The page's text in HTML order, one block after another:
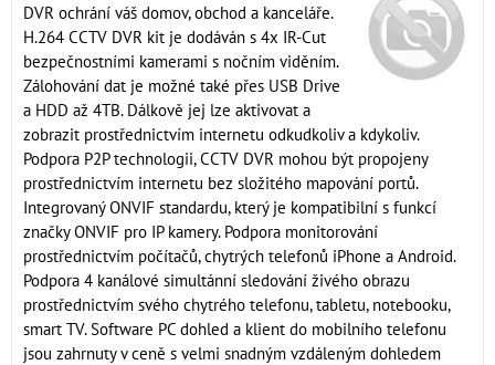
DVR ochrání váš domov, obchod a kanceláře.
H.264 CCTV DVR kit je dodáván s 4x IR-Cut
bezpečnostními kamerami s nočním viděním.
Zálohování dat je možné také přes USB Drive
a HDD až 4TB. Dálkově jej lze aktivovat a
zobrazit prostřednictvím internetu odkudkoliv a kdykoliv.
Podpora P2P technologii, CCTV DVR mohou být propojeny
prostřednictvím internetu bez složitého mapování portů.
Integrovaný ONVIF standardu, který je kompatibilní s funkcí
značky ONVIF pro IP kamery. Podpora monitorování
prostřednictvím počítačů, chytrých telefonů iPhone a Android.
Podpora 4 kanálové simultánní sledování živého obrazu
prostřednictvím svého chytrého telefonu, tabletu, notebooku,
smart TV. Software PC dohled a klient do mobilního telefonu
jsou zahrnuty v ceně s velmi snadným vzdáleným dohledem